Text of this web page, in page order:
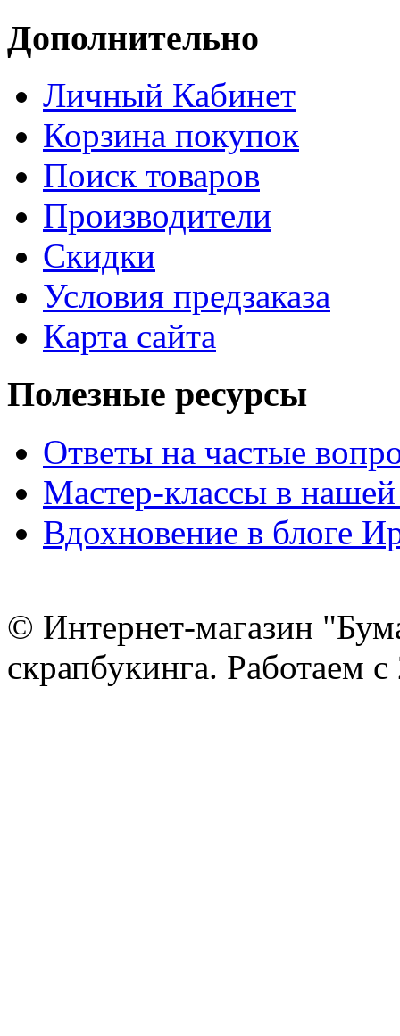
Дополнительно
Личный Кабинет
Корзина покупок
Поиск товаров
Производители
Скидки
Условия предзаказа
Карта сайта
Полезные ресурсы
Ответы на частые
Мастер-классы в нашей
Вдохновение в блоге
© Интернет-магазин
скрапбукинга. Работаем с